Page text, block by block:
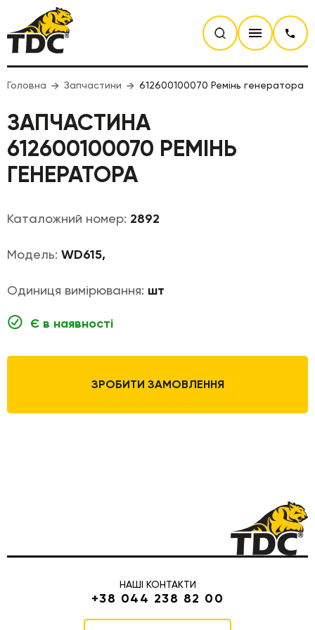
Головна Запчастини 612600100070 Ремінь генератора
ЗАПЧАСТИНА
612600100070 РЕМІНЬ
ГЕНЕРАТОРА
Каталожний номер: 2892
Модель: WD615,
Одиниця вимірювання: шт
Є в наявності
ЗРОБИТИ ЗАМОВЛЕННЯ
НАШІ КОНТАКТИ
+38 044 238 82 00